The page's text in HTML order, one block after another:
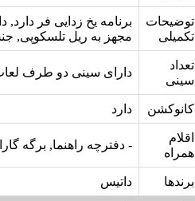
توضیحات
تکمیلی
برنامه یخ زدایی فر
مجهز به ریل تلسکوپی,
تعداد
سینی
دارای سینی دو طرف
کانوکشن دارد
اقلام
همراه
- دفترچه راهنما, برگه
برندها داتیس